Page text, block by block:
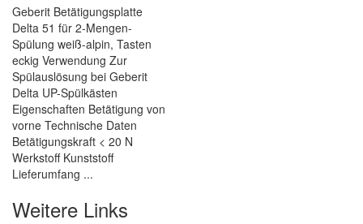
Geberit Betätigungsplatte
Delta 51 für 2-Mengen-
Spülung weiß-alpin, Tasten
eckig Verwendung Zur
Spülauslösung bei Geberit
Delta UP-Spülkästen
Eigenschaften Betätigung von
vorne Technische Daten
Betätigungskraft < 20 N
Werkstoff Kunststoff
Lieferumfang ...
Weitere Links